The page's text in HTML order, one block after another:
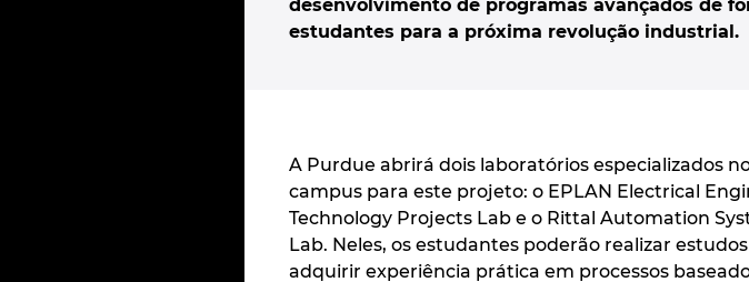
desenvolvimento de programas avançados de
estudantes para a próxima revolução industrial.
A Purdue abrirá dois laboratórios especializados
campus para este projeto: o EPLAN Electrical
Technology Projects Lab e o Rittal Automation
Lab. Neles, os estudantes poderão realizar
adquirir experiência prática em processos